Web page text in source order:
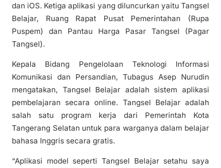
dan iOS. Ketiga aplikasi yang diluncurkan yaitu Tangsel
Belajar, Ruang Rapat Pusat Pemerintahan (Rupa
Puspem) dan Pantau Harga Pasar Tangsel (Pagar
Tangsel).
Kepala Bidang Pengelolaan Teknologi Informasi
Komunikasi dan Persandian, Tubagus Asep Nurudin
mengatakan, Tangsel Belajar adalah sistem aplikasi
pembelajaran secara online. Tangsel Belajar adalah
salah satu program kerja dari Pemerintah Kota
Tangerang Selatan untuk para warganya dalam belajar
bahasa Inggris secara gratis.
“Aplikasi model seperti Tangsel Belajar setahu saya